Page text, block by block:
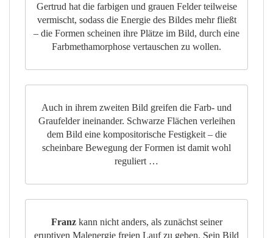
Gertrud hat die farbigen und grauen Felder teilweise
vermischt, sodass die Energie des Bildes mehr fließt
– die Formen scheinen ihre Plätze im Bild, durch eine
Farbmethamorphose vertauschen zu wollen.
Auch in ihrem zweiten Bild greifen die Farb- und
Graufelder ineinander. Schwarze Flächen verleihen
dem Bild eine kompositorische Festigkeit – die
scheinbare Bewegung der Formen ist damit wohl
reguliert …
Franzkann nicht anders, als zunächst seiner
eruptiven Malenergie freien Lauf zu geben. Sein Bild